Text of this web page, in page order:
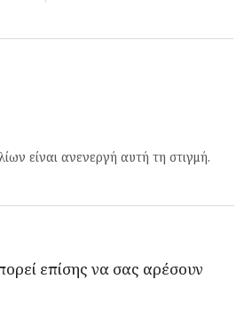
είναι ανενεργή αυτή τη στιγμή.
επίσης να σας αρέσουν